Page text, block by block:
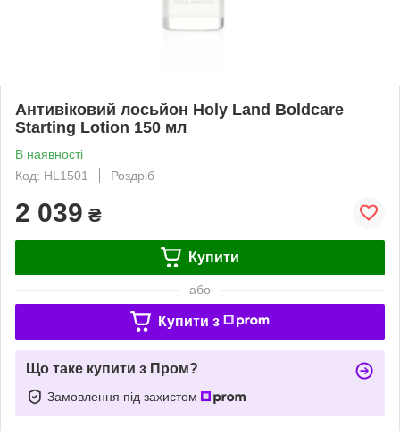
Антивіковий лосьйон Holy Land Boldcare
Starting Lotion 150 мл
В наявності
Код: HL1501
Роздріб
2 039 ₴
Купити
або
Купити з
Що таке купити з Пром?
Замовлення під захистом